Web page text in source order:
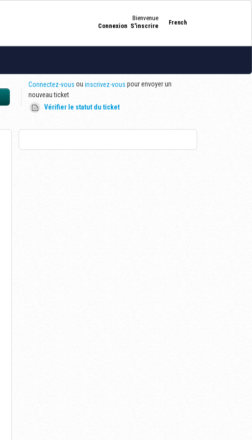
French
Bienvenue
Connexion S'inscrire
Connectez-vous ou inscrivez-vous pour envoyer un
nouveau ticket
Vérifier le statut du ticket